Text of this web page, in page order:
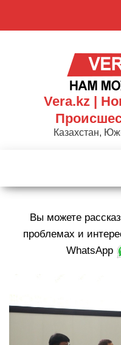
Vera.kz |
Казахстан,
Вы можете
проблемах и
WhatsApp